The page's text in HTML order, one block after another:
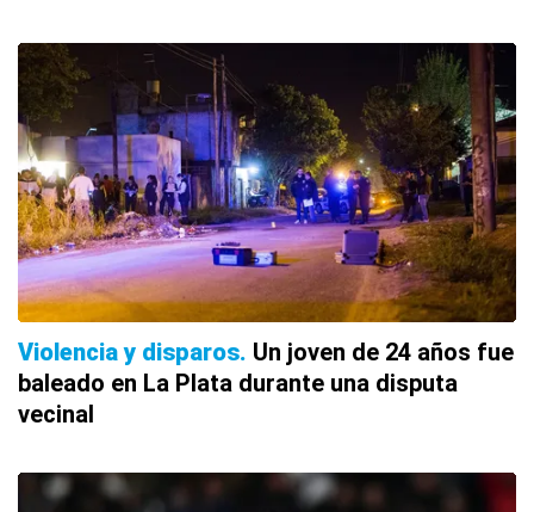
Violencia y disparos Un joven de 24 años fue
baleado en La Plata durante una disputa
vecinal